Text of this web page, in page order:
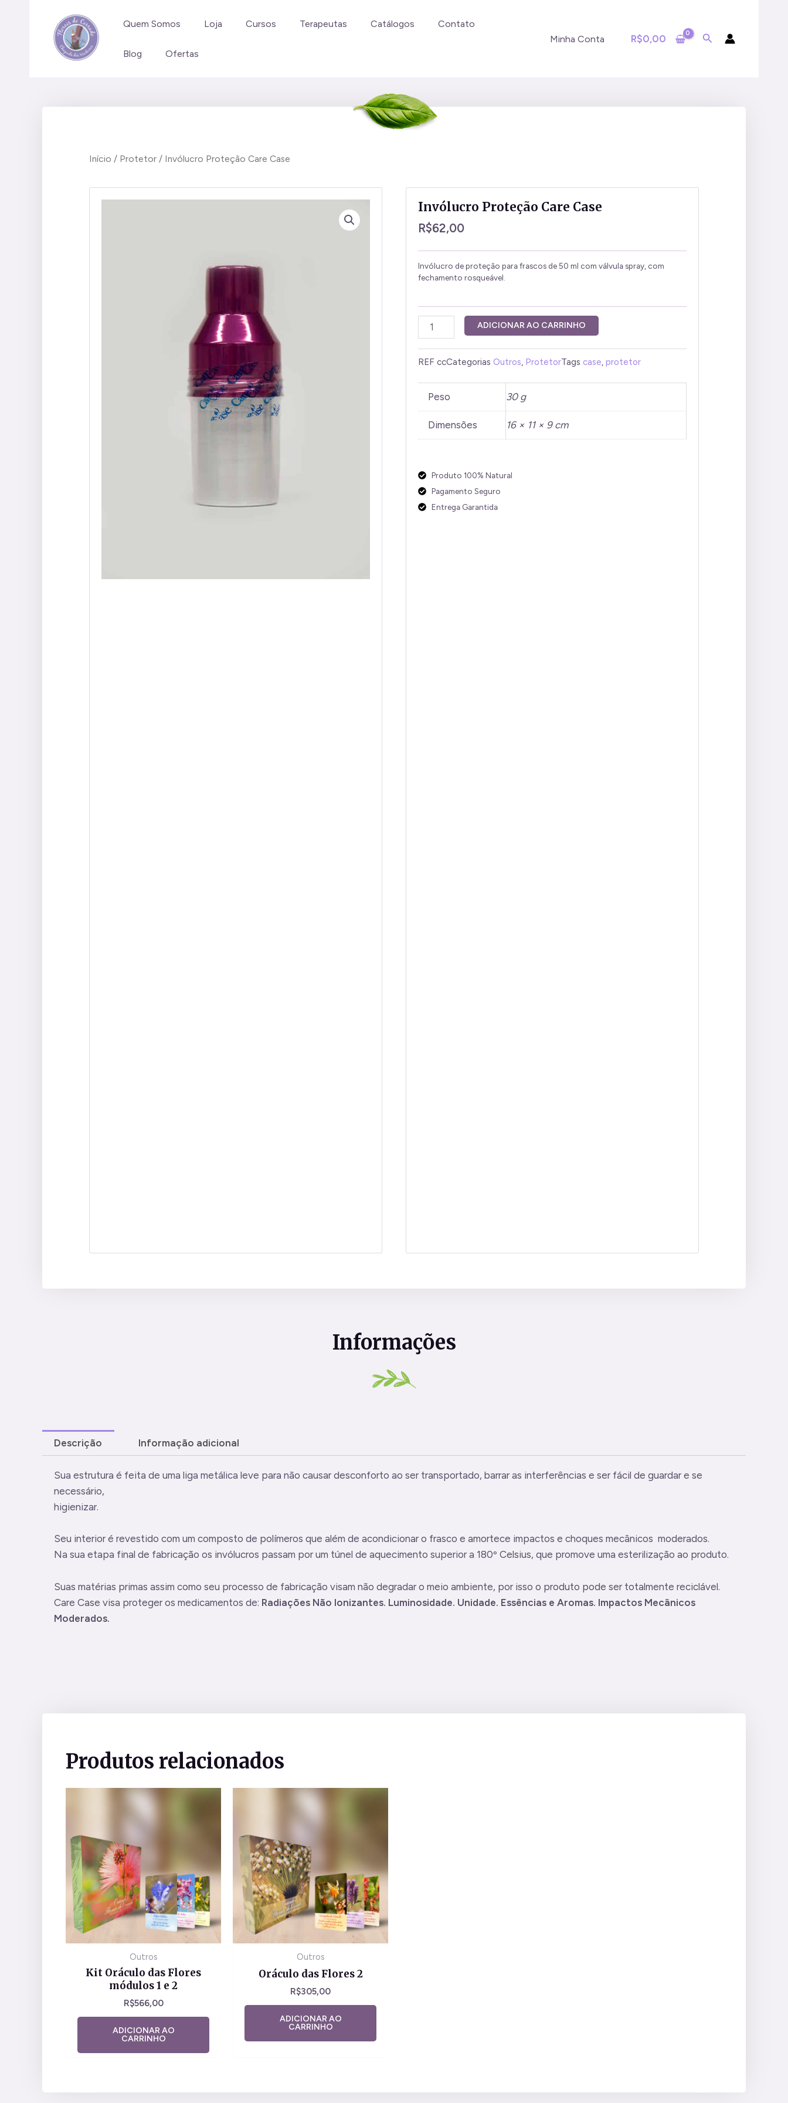
conteúdo
Quem Somos Loja Cursos Terapeutas Catálogos Contato
Blog Ofertas
Minha Conta R$0,00
Início / Protetor / Invólucro Proteção Care Case
Invólucro Proteção Care Case
R$62,00
Invólucro de proteção para frascos de 50 ml com válvula spray, com
fechamento rosqueável.
Invólucro
Proteção
quantidade
ADICIONAR AO CARRINHO
REF ccCategorias Outros, ProtetorTags case, protetor
Peso 30 g
Dimensões 16 × 11 × 9 cm
Produto 100% Natural
Pagamento Seguro
Entrega Garantida
Informações
Descrição Informação adicional
Sua estrutura é feita de uma liga metálica leve para não causar desconforto ao ser transportado, barrar as interferências e ser fácil de guardar e se
necessário,
higienizar.
Seu interior é revestido com um composto de polímeros que além de acondicionar o frasco e amortece impactos e choques mecânicos moderados.
Na sua etapa final de fabricação os invólucros passam por um túnel de aquecimento superior a 180º Celsius, que promove uma esterilização ao produto.
Suas matérias primas assim como seu processo de fabricação visam não degradar o meio ambiente, por isso o produto pode ser totalmente reciclável.
Care Case visa proteger os medicamentos de: Radiações Não Ionizantes. Luminosidade. Unidade. Essências e Aromas. Impactos Mecânicos
Moderados.
Produtos relacionados
Outros
Kit Oráculo das Flores
módulos 1 e 2
R$566,00
ADICIONAR AO
CARRINHO
Outros
Oráculo das Flores 2
R$305,00
ADICIONAR AO
CARRINHO